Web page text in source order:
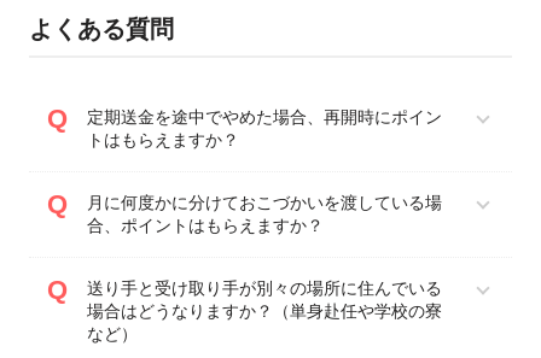
よくある質問
定期送金を途中でやめた場合、再開時にポイン
トはもらえますか？
月に何度かに分けておこづかいを渡している場
合、ポイントはもらえますか？
送り手と受け取り手が別々の場所に住んでいる
場合はどうなりますか？（単身赴任や学校の寮
など）